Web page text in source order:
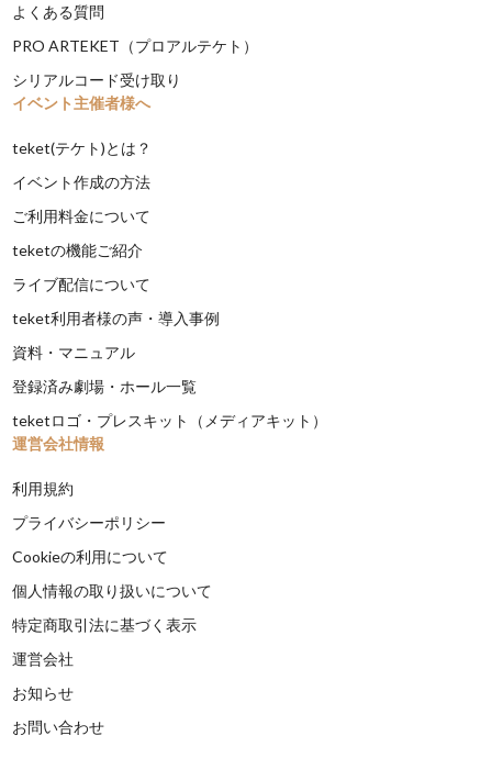
よくある質問
PRO ARTEKET（プロアルテケト）
シリアルコード受け取り
イベント主催者様へ
teket(テケト)とは？
イベント作成の方法
ご利用料金について
teketの機能ご紹介
ライブ配信について
teket利用者様の声・導入事例
資料・マニュアル
登録済み劇場・ホール一覧
teketロゴ・プレスキット（メディアキット）
運営会社情報
利用規約
プライバシーポリシー
Cookieの利用について
個人情報の取り扱いについて
特定商取引法に基づく表示
運営会社
お知らせ
お問い合わせ